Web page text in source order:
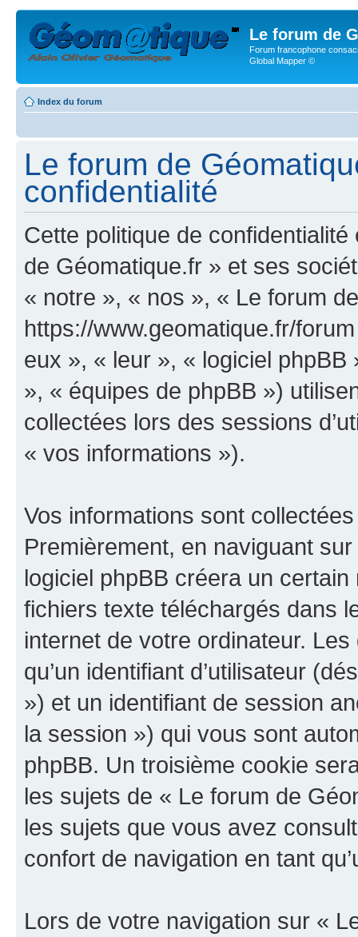
Le forum de
Forum francophone
Global Mapper ©
Index du forum
Le forum de
confidentialité
Cette politique de
de Géomatique.fr » et ses
« notre », « nos », « Le forum
https://www.geomatique.fr/
eux », « leur », « logiciel
», « équipes de phpBB »)
collectées lors des sessions
« vos informations »).
Vos informations sont
Premièrement, en naviguant
logiciel phpBB créera un
fichiers texte téléchargés dans
internet de votre ordinateur.
qu’un identifiant d’utilisateur
») et un identifiant de session
la session ») qui vous sont
phpBB. Un troisième cookie
les sujets de « Le forum de
les sujets que vous avez
confort de navigation en tant
Lors de votre navigation sur «